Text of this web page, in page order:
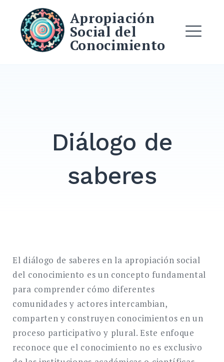
content
Apropiación
Social del
Conocimiento
Diálogo de
saberes
El diálogo de saberes en la apropiación social
del conocimiento es un concepto fundamental
para comprender cómo diferentes
comunidades y actores intercambian,
comparten y construyen conocimientos en un
proceso participativo y plural. Este enfoque
reconoce que el conocimiento no es exclusivo